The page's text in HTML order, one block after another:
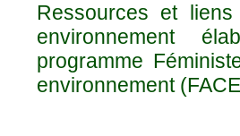
Ressources et
environnement
programme
environnement